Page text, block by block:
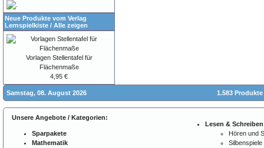
Neue Produkte vom Verlag
Lernspielkiste / Alle zeigen
Vorlagen Stellentafel für
Flächenmaße
4,95 €
Samstag, 08. August 2026 1.583
Unsere Angebote / Kategorien:
Sparpakete
Mathematik
Lesen & Schreiben
Hören und
Silbenspiele